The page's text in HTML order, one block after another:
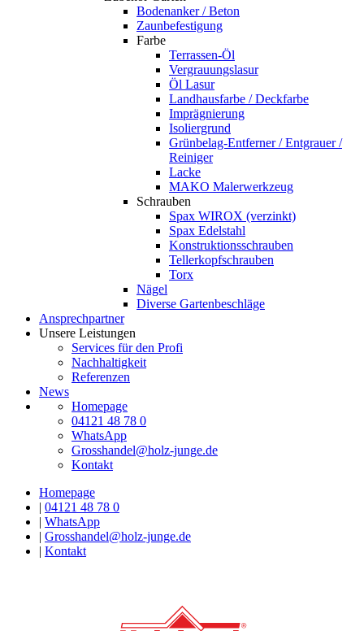
Bodenanker / Beton
Zaunbefestigung
Farbe
Terrassen-Öl
Vergrauungslasur
Öl Lasur
Landhausfarbe / Deckfarbe
Imprägnierung
Isoliergrund
Grünbelag-Entferner / Entgrauer /
Reiniger
Lacke
MAKO Malerwerkzeug
Schrauben
Spax WIROX (verzinkt)
Spax Edelstahl
Konstruktionsschrauben
Tellerkopfschrauben
Torx
Nägel
Diverse Gartenbeschläge
Ansprechpartner
Unsere Leistungen
Services für den Profi
Nachhaltigkeit
Referenzen
News
Homepage
04121 48 78 0
WhatsApp
Grosshandel@holz-junge.de
Kontakt
Homepage
| 04121 48 78 0
| WhatsApp
| Grosshandel@holz-junge.de
| Kontakt